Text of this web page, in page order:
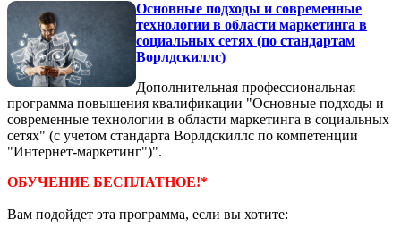
Основные подходы и современные
технологии в области маркетинга в
социальных сетях (по стандартам
Ворлдскиллс)
Дополнительная профессиональная
программа повышения квалификации "Основные подходы и
современные технологии в области маркетинга в социальных
сетях" (с учетом стандарта Ворлдскиллс по компетенции
"Интернет-маркетинг")".
ОБУЧЕНИЕ БЕСПЛАТНОЕ!*
Вам подойдет эта программа, если вы хотите: